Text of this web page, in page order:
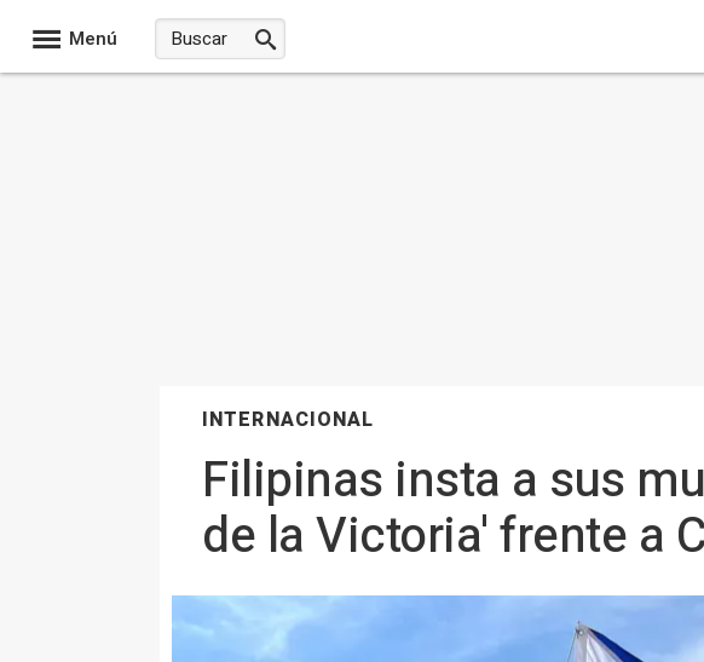
Menú
INTERNACIONAL
Filipinas insta a sus
de la Victoria' frente a